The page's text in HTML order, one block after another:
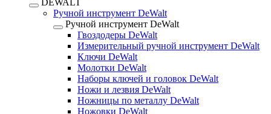
DEWALT
Ручной инструмент DeWalt
Ручной инструмент DeWalt
Гвоздодеры DeWalt
Измерительный ручной инструмент DeWalt
Ключи DeWalt
Молотки DeWalt
Наборы ключей и головок DeWalt
Ножи и лезвия DeWalt
Ножницы по металлу DeWalt
Ножовки DeWalt